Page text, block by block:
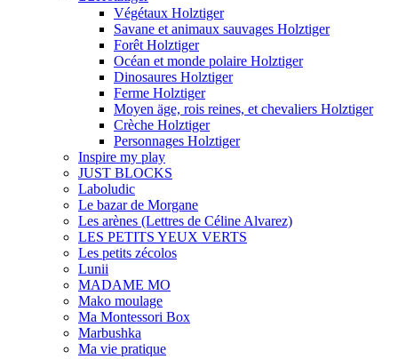
Végétaux Holztiger
Savane et animaux sauvages Holztiger
Forêt Holztiger
Océan et monde polaire Holztiger
Dinosaures Holztiger
Ferme Holztiger
Moyen äge, rois reines, et chevaliers Holztiger
Crèche Holztiger
Personnages Holztiger
Inspire my play
JUST BLOCKS
Laboludic
Le bazar de Morgane
Les arènes (Lettres de Céline Alvarez)
LES PETITS YEUX VERTS
Les petits zécolos
Lunii
MADAME MO
Mako moulage
Ma Montessori Box
Marbushka
Ma vie pratique